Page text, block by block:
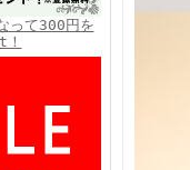
年4月号
って300円を